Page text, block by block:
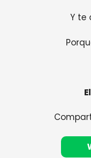
Y te